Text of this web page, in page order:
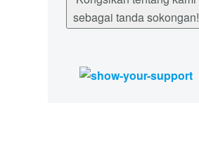
sebagai tanda sokongan!